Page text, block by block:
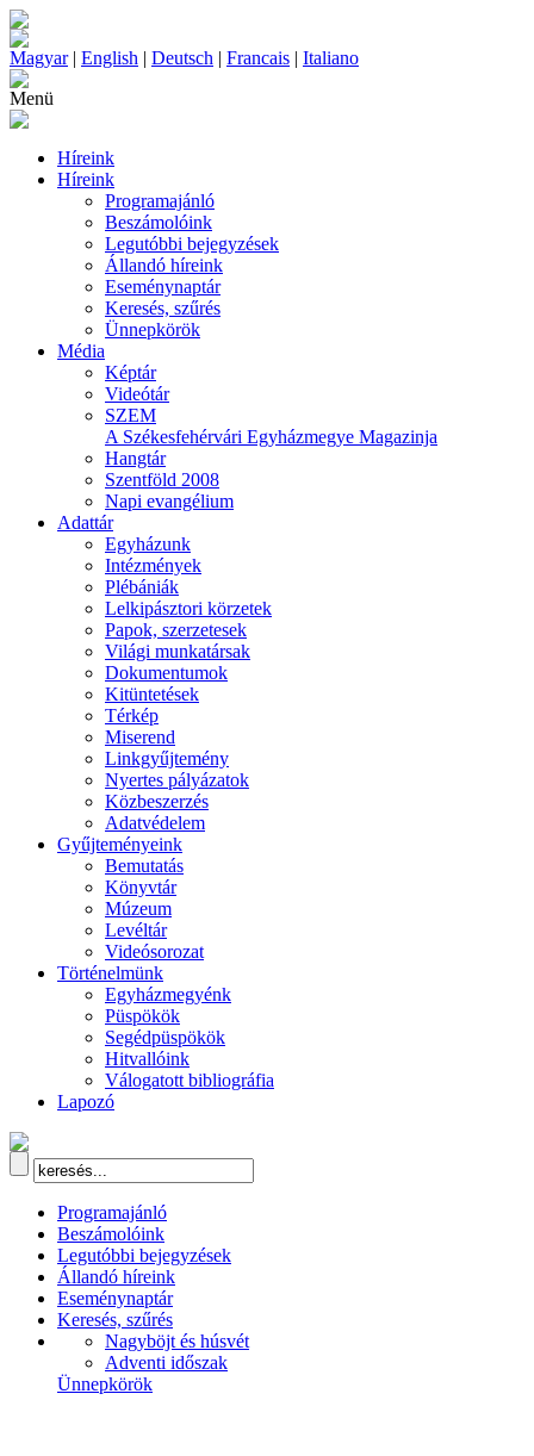
Magyar| English | Deutsch | Francais | Italiano
Menü
Híreink
Híreink
Programajánló
Beszámolóink
Legutóbbi bejegyzések
Állandó híreink
Eseménynaptár
Keresés, szűrés
Ünnepkörök
Média
Képtár
Videótár
SZEM
A Székesfehérvári Egyházmegye Magazinja
Hangtár
Szentföld 2008
Napi evangélium
Adattár
Egyházunk
Intézmények
Plébániák
Lelkipásztori körzetek
Papok, szerzetesek
Világi munkatársak
Dokumentumok
Kitüntetések
Térkép
Miserend
Linkgyűjtemény
Nyertes pályázatok
Közbeszerzés
Adatvédelem
Gyűjteményeink
Bemutatás
Könyvtár
Múzeum
Levéltár
Videósorozat
Történelmünk
Egyházmegyénk
Püspökök
Segédpüspökök
Hitvallóink
Válogatott bibliográfia
Lapozó
Programajánló
Beszámolóink
Legutóbbi bejegyzések
Állandó híreink
Eseménynaptár
Keresés, szűrés
Nagyböjt és húsvét
Adventi időszak
Ünnepkörök